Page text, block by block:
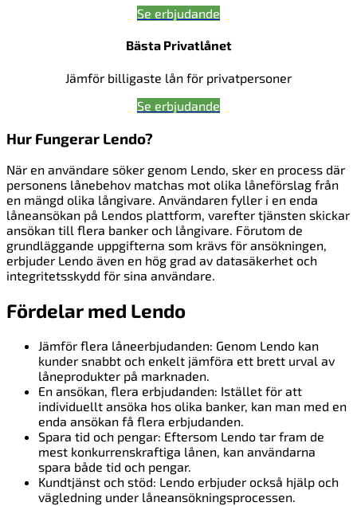
Se erbjudande
Bästa Privatlånet
Jämför billigaste lån för privatpersoner
Se erbjudande
Hur Fungerar Lendo?
När en användare söker genom Lendo, sker en process där
personens lånebehov matchas mot olika låneförslag från
en mängd olika långivare. Användaren fyller i en enda
låneansökan på Lendos plattform, varefter tjänsten skickar
ansökan till flera banker och långivare. Förutom de
grundläggande uppgifterna som krävs för ansökningen,
erbjuder Lendo även en hög grad av datasäkerhet och
integritetsskydd för sina användare.
Fördelar med Lendo
Jämför flera låneerbjudanden: Genom Lendo kan
kunder snabbt och enkelt jämföra ett brett urval av
låneprodukter på marknaden.
En ansökan, flera erbjudanden: Istället för att
individuellt ansöka hos olika banker, kan man med en
enda ansökan få flera erbjudanden.
Spara tid och pengar: Eftersom Lendo tar fram de
mest konkurrenskraftiga lånen, kan användarna
spara både tid och pengar.
Kundtjänst och stöd: Lendo erbjuder också hjälp och
vägledning under låneansökningsprocessen.